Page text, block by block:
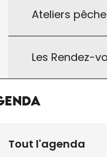
Ateliers
Les Rendez-
Tout l'agenda
jeudi Avec
Philippe, et
des notes